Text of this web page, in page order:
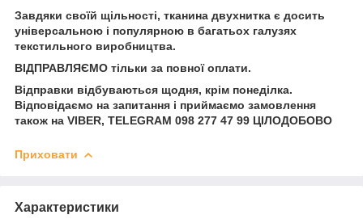
Завдяки своїй щільності, тканина двухнитка є досить
універсальною і популярною в багатьох галузях
текстильного виробництва.
ВІДПРАВЛЯЄМО тільки за повної оплати.
Відправки відбуваються щодня, крім понеділка.
Відповідаємо на запитання і приймаємо замовлення
також на VIBER, TELEGRAM 098 277 47 99 ЦІЛОДОБОВО
Приховати
Характеристики